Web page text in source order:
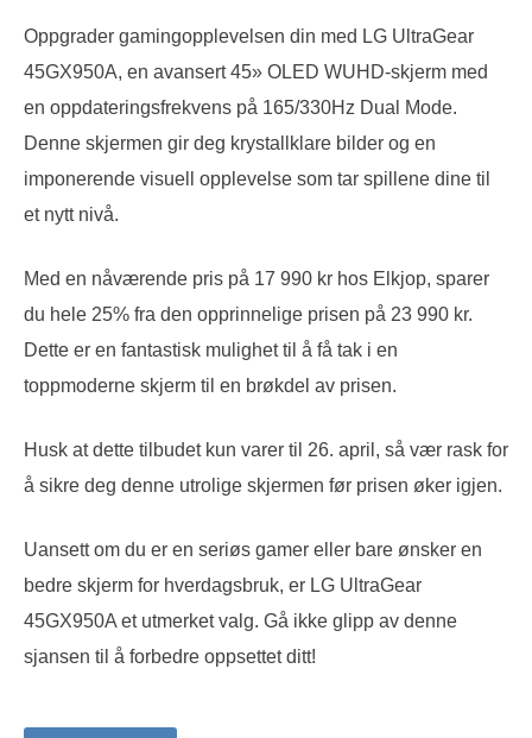
Oppgrader gamingopplevelsen din med LG UltraGear
45GX950A, en avansert 45» OLED WUHD-skjerm med
en oppdateringsfrekvens på 165/330Hz Dual Mode.
Denne skjermen gir deg krystallklare bilder og en
imponerende visuell opplevelse som tar spillene dine til
et nytt nivå.
Med en nåværende pris på 17 990 kr hos Elkjop, sparer
du hele 25% fra den opprinnelige prisen på 23 990 kr.
Dette er en fantastisk mulighet til å få tak i en
toppmoderne skjerm til en brøkdel av prisen.
Husk at dette tilbudet kun varer til 26. april, så vær rask for
å sikre deg denne utrolige skjermen før prisen øker igjen.
Uansett om du er en seriøs gamer eller bare ønsker en
bedre skjerm for hverdagsbruk, er LG UltraGear
45GX950A et utmerket valg. Gå ikke glipp av denne
sjansen til å forbedre oppsettet ditt!